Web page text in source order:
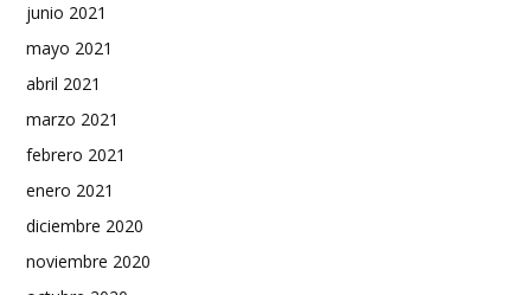
junio 2021
mayo 2021
abril 2021
marzo 2021
febrero 2021
enero 2021
diciembre 2020
noviembre 2020